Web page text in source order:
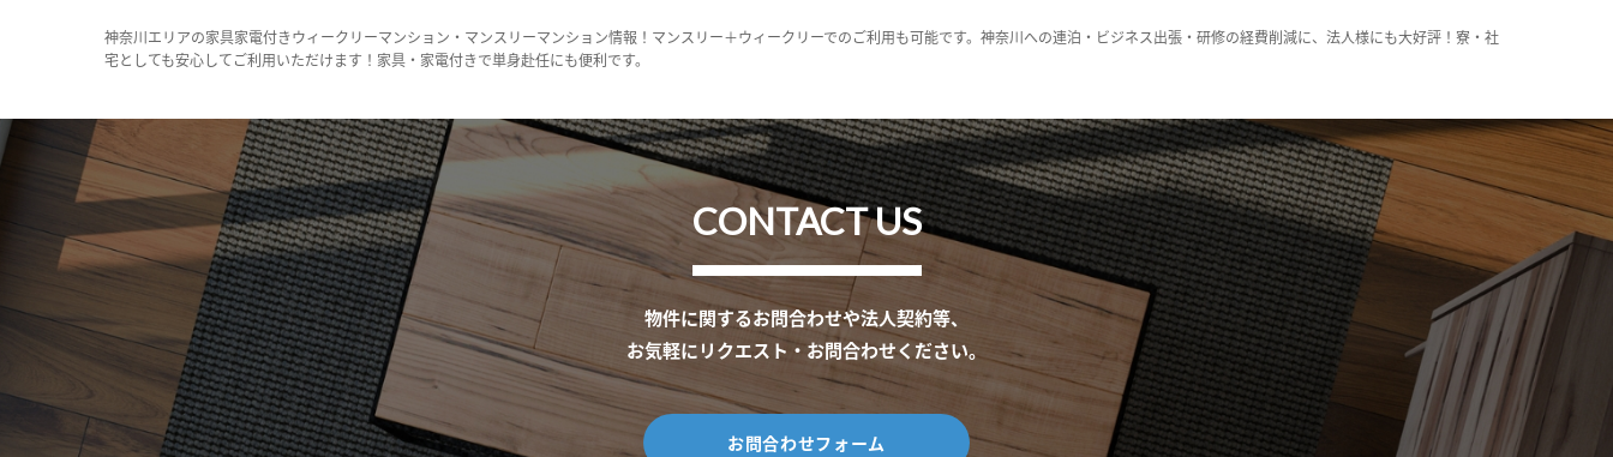
神奈川エリアの家具家電付きウィークリーマンション・マンスリーマンション情報！マンスリー＋ウィークリーでのご利用も可能です。神奈川への連泊・ビジネス出張・研修の経費削減に、法人様にも大好評！寮・社
宅としても安心してご利用いただけます！家具・家電付きで単身赴任にも便利です。
CONTACT US
物件に関するお問合わせや法人契約等、
お気軽にリクエスト・お問合わせください。
お問合わせフォーム